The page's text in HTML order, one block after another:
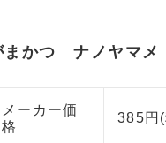
まかつ ナノヤマ
メーカー価
格
385円